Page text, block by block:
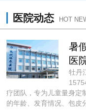
医院动态 HOT
暑
医
牡丹
疗团队，专为儿童量身定
的年龄、发育情况、包皮